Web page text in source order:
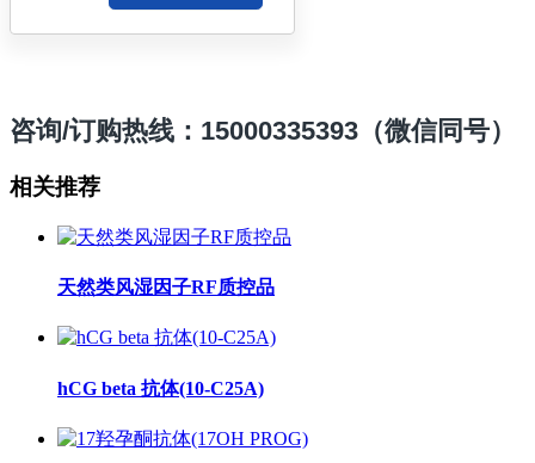
咨询/订购热线：15000335393（微信同号）
相关推荐
天然类风湿因子RF质控品
hCG beta 抗体(10-C25A)